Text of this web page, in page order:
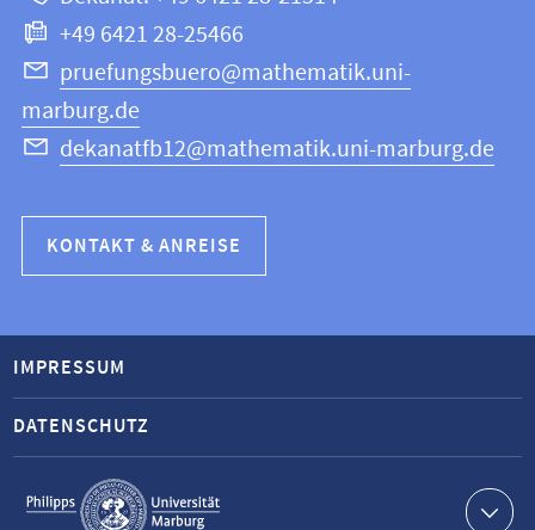
+49 6421 28-25466
pruefungsbuero@mathematik.uni-
marburg.de
dekanatfb12@mathematik.uni-marburg.de
KONTAKT & ANREISE
Service-
Navigation
IMPRESSUM
DATENSCHUTZ